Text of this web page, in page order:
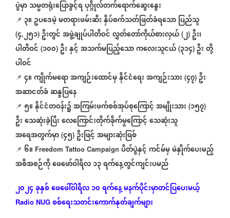
ပွဲမှာသမ္မတရုံးပြောခွင့်ရပုဂ္ဂိုလ်တက်ရောက်ဆွေးနွေး
📌 ၃။ ဥပဒေမဲ့မတရားဖမ်းဆီးနှိပ်စက်သတ်ဖြတ်ခံရသောပြည်သူ
(၄,၂၅၁) ဦးတွင်အဖွဲ့ချုပ်ပါတီဝင်လွှတ်တော်ကိုယ်စားလှယ် (၂) ဦး၊
ပါတီဝင် (၁၀၀) ဦးနှင့်အသက်မပြည့်သောကလေးသူငယ် (၃၁၄) ဦးတို့
ပါဝင်
📌 ၄။ကျိုက်မရောအကျဉ်းထောင်မှနိုင်ငံရေးအကျဉ်းသား (၄၇) ဦး
အဆာငတ်ခံဆန္ဒပြနေ
📌 ၅။နိုင်ငံတဝန်း၌အကြမ်းဖက်စစ်အုပ်စုကြောင့်အမျိုးသား (၁၅၇)
ဦးသေဆုံးခဲ့ပြီးလေကြောင်းတိုက်ခိုက်မှုကြောင့်သေဆုံးသူ
အရေအတွက်မှာ (၄၅) ဦးဖြင့်အများဆုံးဖြစ်
📌 ၆။ Freedom Tattoo Campaign ပိတ်ပွဲနှင့်ကင်မ်မှမဲနှိုက်ပေးမည့်
အစီအစဉ်ကိုဖေဖော်ဝါရီလ၁၃ရက်နေ့တွင်ကျင်းပမည်
၂၀၂၄ခုနှစ်ဖေဖေါ်ဝါရီလ၁၀ရက်နေ့မနက်ပိုင်းမှာတင်ပြပေးမယ့်
Radio NUG စစ်ရေးသတင်းကောက်နုတ်ချက်များ